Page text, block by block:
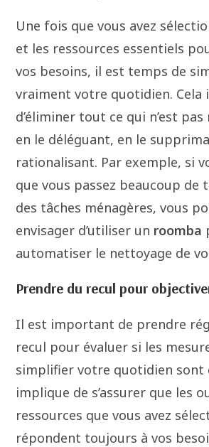
Une fois que vous avez
et les ressources essentiels
vos besoins, il est temps de
vraiment votre quotidien. Cela
d’éliminer tout ce qui n’est
en le déléguant, en le
rationalisant. Par exemple, si
que vous passez beaucoup de
des tâches ménagères, vous
envisager d’utiliser un roomba
automatiser le nettoyage de
Prendre du recul pour
Il est important de prendre
recul pour évaluer si les
simplifier votre quotidien sont
implique de s’assurer que les
ressources que vous avez
répondent toujours à vos